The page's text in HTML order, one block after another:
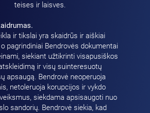
teises ir laisves.
ir tikslai yra skaidrūs ir aiškiai
pagrindiniai Bendrovės dokumentai
siekiant užtikrinti visapusiškos
ir visų suinteresuotų
apsaugą. Bendrovė neoperuoja
netoleruoja korupcijos ir vykdo
siekdama apsisaugoti nuo
sandorių. Bendrovė siekia, kad